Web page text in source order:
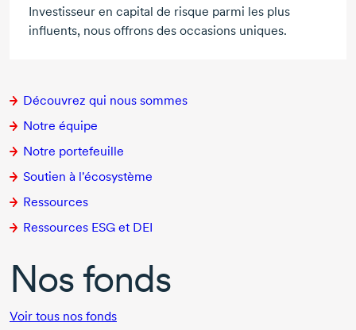
Investisseur en capital de risque parmi les plus
influents, nous offrons des occasions uniques.
Découvrez qui nous sommes
Notre équipe
Notre portefeuille
Soutien à l'écosystème
Ressources
Ressources ESG et DEI
Nos fonds
Voir tous nos fonds